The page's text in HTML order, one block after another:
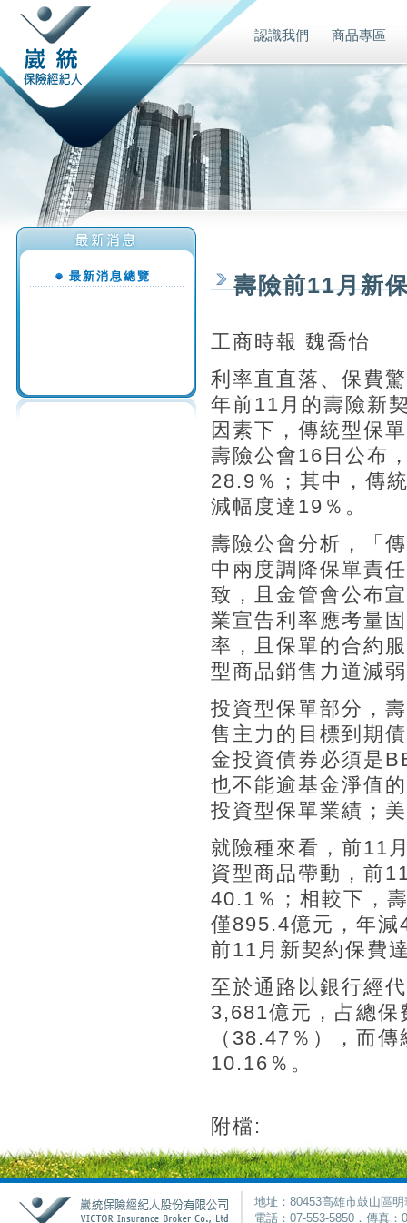
認識我們 商品專區
最新消息總覽 壽險前11月新
工商時報 魏喬怡
利率直直落、保費
年前11月的壽險新
因素下，傳統型保
壽險公會16日公布
28.9％；其中，傳
減幅度達19％。
壽險公會分析，「
中兩度調降保單責
致，且金管會公布
業宣告利率應考量
率，且保單的合約
型商品銷售力道減
投資型保單部分，
售主力的目標到期
金投資債券必須是
也不能逾基金淨值
投資型保單業績；
就險種來看，前11
資型商品帶動，前
40.1％；相較下，
僅895.4億元，年減
前11月新契約保費
至於通路以銀行經
3,681億元，占總
（38.47％），而
10.16％。
附檔:
地址：80453高雄市鼓山區
電話：07-553-5850．傳真